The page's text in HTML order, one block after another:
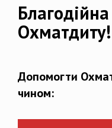
Охматдиту!
Допомогти
чином: